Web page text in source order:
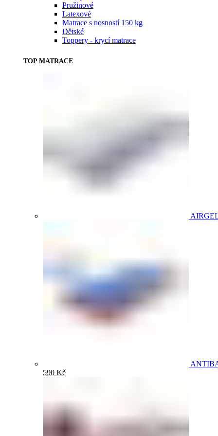
Pružinové
Latexové
Matrace s nosností 150 kg
Dětské
Toppery - krycí matrace
TOP MATRACE
590 Kč